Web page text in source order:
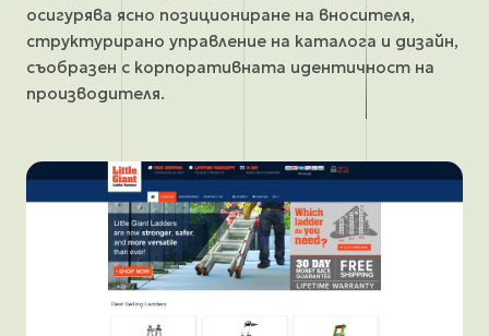
осигурява ясно позициониране на вносителя,
структурирано управление на каталога и дизайн,
съобразен с корпоративната идентичност на
производителя.